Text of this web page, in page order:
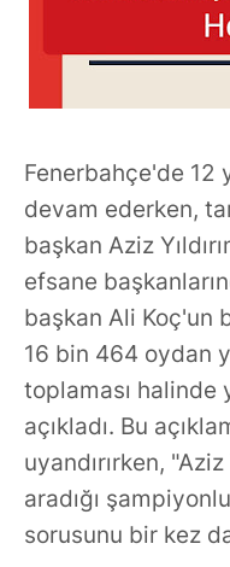
Fenerbahçe'de 12
devam ederken,
başkan Aziz
efsane
başkan Ali Koç'un
16 bin 464 oydan
toplaması halinde
açıkladı. Bu
uyandırırken,
aradığı
sorusunu bir kez